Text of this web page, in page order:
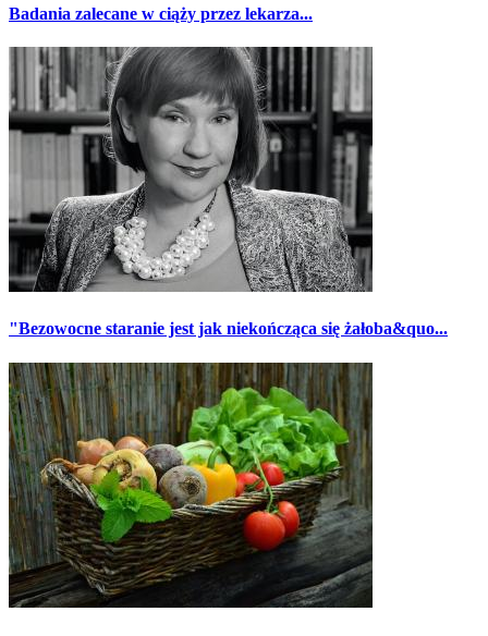
Badania zalecane w ciąży przez lekarza...
"Bezowocne staranie jest jak niekończąca się żałoba&quo...